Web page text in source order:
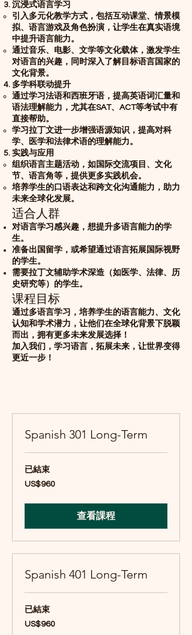
沉浸式语言学习
引入多元化教学方式，包括互动课堂、情景模
拟、语言游戏及角色扮演，让学生在真实语境
中提升语言能力。
通过音乐、电影、文学等文化载体，激发学生
对语言的兴趣，同时深入了解目标语言国家的
文化背景。
多学科联动提升
通过学习法语和西班牙语，提高英语词汇量和
语法理解能力，尤其在SAT、ACT等考试中有
直接帮助。
学习拉丁文进一步增强语源知识，提高对科
学、医学和法律术语的理解能力。
实践与应用
组织语言主题活动，如国际交流项目、文化
节、语言角等，提供更多实践机会。
培养学生的口语表达和跨文化沟通能力，助力
未来全球化发展。
适合人群
对语言学习感兴趣，想提升多语言能力的学
生。
准备出国留学，或希望通过语言拓展国际视野
的学生。
需要拉丁文辅助学术深造（如医学、法律、历
史研究等）的学生。
课程目标
通过多语言学习，培养学生的语言能力、文化
认知和学术潜力，让他们在全球化背景下脱颖
而出，拥有更多未来发展选择！
加入我们，学习语言，拓展未来，让世界变得
更近一步！
Spanish 301 Long-Term
已結束
960
美
US$960
查看課程
Spanish 401 Long-Term
已結束
960
美
US$960